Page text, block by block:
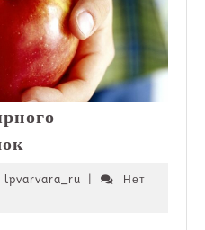
регулярного
lpvarvara_rulpvarvara_ru
Нет